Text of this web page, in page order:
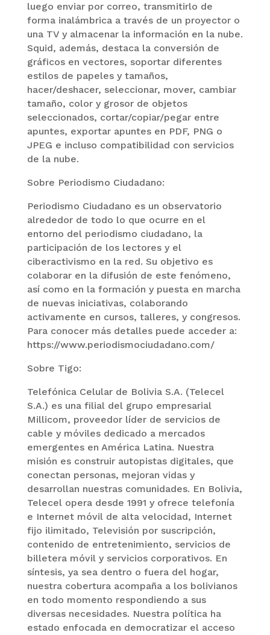
luego enviar por correo, transmitirlo de
forma inalámbrica a través de un proyector o
una TV y almacenar la información en la nube.
Squid, además, destaca la conversión de
gráficos en vectores, soportar diferentes
estilos de papeles y tamaños,
hacer/deshacer, seleccionar, mover, cambiar
tamaño, color y grosor de objetos
seleccionados, cortar/copiar/pegar entre
apuntes, exportar apuntes en PDF, PNG o
JPEG e incluso compatibilidad con servicios
de la nube.
Sobre Periodismo Ciudadano:
Periodismo Ciudadano es un observatorio
alrededor de todo lo que ocurre en el
entorno del periodismo ciudadano, la
participación de los lectores y el
ciberactivismo en la red. Su objetivo es
colaborar en la difusión de este fenómeno,
así como en la formación y puesta en marcha
de nuevas iniciativas, colaborando
activamente en cursos, talleres, y congresos.
Para conocer más detalles puede acceder a:
https://www.periodismociudadano.com/
Sobre Tigo:
Telefónica Celular de Bolivia S.A. (Telecel
S.A.) es una filial del grupo empresarial
Millicom, proveedor líder de servicios de
cable y móviles dedicado a mercados
emergentes en América Latina. Nuestra
misión es construir autopistas digitales, que
conectan personas, mejoran vidas y
desarrollan nuestras comunidades. En Bolivia,
Telecel opera desde 1991 y ofrece telefonía
e Internet móvil de alta velocidad, Internet
fijo ilimitado, Televisión por suscripción,
contenido de entretenimiento, servicios de
billetera móvil y servicios corporativos. En
síntesis, ya sea dentro o fuera del hogar,
nuestra cobertura acompaña a los bolivianos
en todo momento respondiendo a sus
diversas necesidades. Nuestra política ha
estado enfocada en democratizar el acceso